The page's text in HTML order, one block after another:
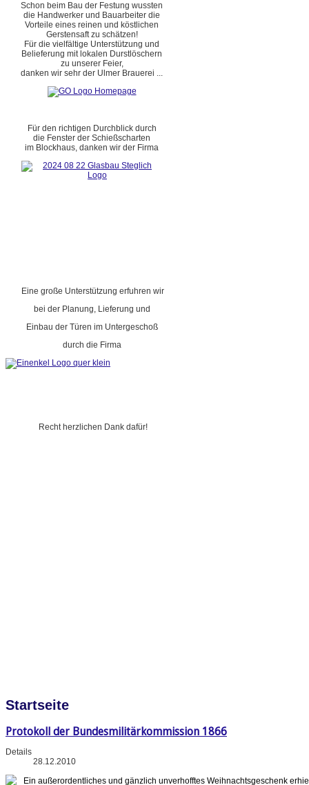
Schon beim Bau der Festung wussten
die Handwerker und Bauarbeiter die
Vorteile eines reinen und köstlichen
Gerstensaft zu schätzen!
Für die vielfältige Unterstützung und
Belieferung mit lokalen Durstlöschern
zu unserer Feier,
danken wir sehr der Ulmer Brauerei ...
Für den richtigen Durchblick durch
die Fenster der Schießscharten
im Blockhaus, danken wir der Firma
Eine große Unterstützung erfuhren wir
bei der Planung, Lieferung und
Einbau der Türen im Untergeschoß
durch die Firma
Recht herzlichen Dank dafür!
Startseite
Protokoll der Bundesmilitärkommission 1866
Details
28.12.2010
Ein außerordentliches und gänzlich unverhofftes Weihnachtsgeschenk